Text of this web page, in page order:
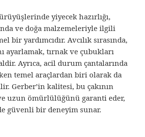
yiyecek hazırlığı,
ve doğa malzemeleriyle ilgili
bir yardımcıdır. Avcılık sırasında,
ayarlamak, tırnak ve çubukları
Ayrıca, acil durum çantalarında
temel araçlardan biri olarak da
Gerber’in kalitesi, bu çakının
uzun ömürlülüğünü garanti eder,
güvenli bir deneyim sunar.